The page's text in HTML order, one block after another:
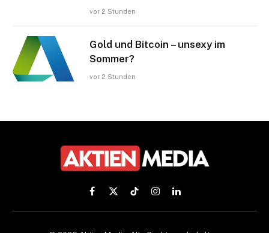
vor 2 Stunden
Gold und Bitcoin – unsexy im
Sommer?
vor 2 Stunden
Facebook
X
(Twitter)
TikTokInstagramLinkedIn